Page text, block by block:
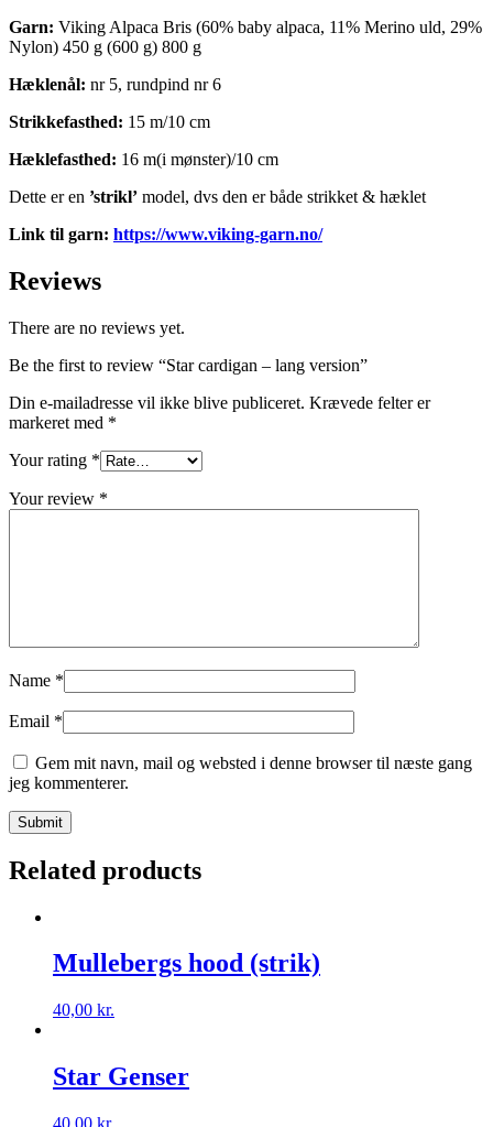
Garn: Viking Alpaca Bris (60% baby alpaca, 11% Merino uld, 29%
Nylon) 450 g (600 g) 800 g
Hæklenål: nr 5, rundpind nr 6
Strikkefasthed: 15 m/10 cm
Hæklefasthed: 16 m(i mønster)/10 cm
Dette er en ’strikl’ model, dvs den er både strikket & hæklet
Link til garn: https://www.viking-garn.no/
Reviews
There are no reviews yet.
Be the first to review “Star cardigan – lang version”
Din e-mailadresse vil ikke blive publiceret. Krævede felter er
markeret med *
Your rating *
Your review *
Name *
Email *
Gem mit navn, mail og websted i denne browser til næste gang
jeg kommenterer.
Related products
Mullebergs hood (strik)
40,00 kr.
Star Genser